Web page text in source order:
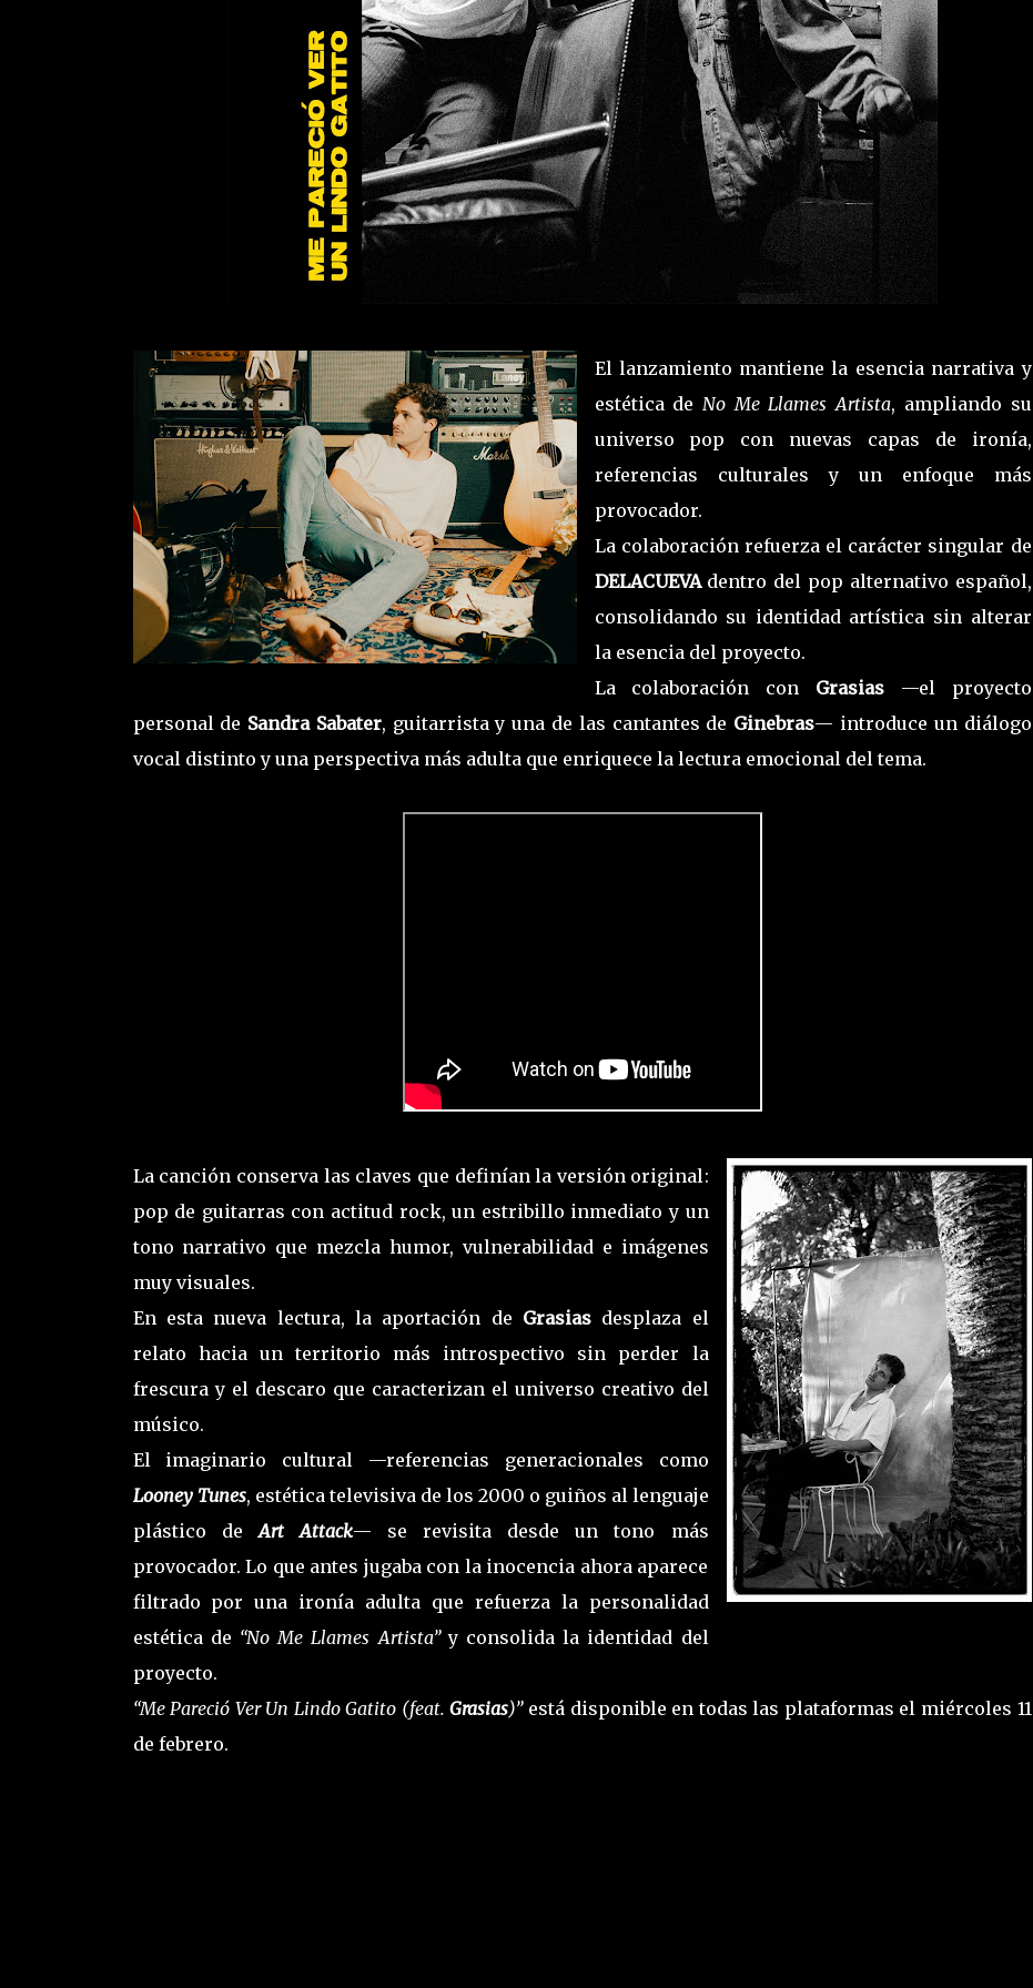
El lanzamiento mantiene la esencia narrativa y
estética de No Me Llames Artista, ampliando su
universo pop con nuevas capas de ironía,
referencias culturales y un enfoque más
provocador.
La colaboración refuerza el carácter singular de
DELACUEVA dentro del pop alternativo español,
consolidando su identidad artística sin alterar
la esencia del proyecto.
La colaboración con Grasias —el proyecto
personal de Sandra Sabater, guitarrista y una de las cantantes de Ginebras— introduce un diálogo
vocal distinto y una perspectiva más adulta que enriquece la lectura emocional del tema.
La canción conserva las claves que definían la versión original:
pop de guitarras con actitud rock, un estribillo inmediato y un
tono narrativo que mezcla humor, vulnerabilidad e imágenes
muy visuales.
En esta nueva lectura, la aportación de Grasiasdesplaza el
relato hacia un territorio más introspectivo sin perder la
frescura y el descaro que caracterizan el universo creativo del
músico.
El imaginario cultural —referencias generacionales como
Looney Tunes, estética televisiva de los 2000 o guiños al lenguaje
plástico deArt Attack— se revisita desde un tono más
provocador. Lo que antes jugaba con la inocencia ahora aparece
filtrado por una ironía adulta que refuerza la personalidad
estética de “No Me Llames Artista”y consolida la identidad del
proyecto.
“Me Pareció Ver Un Lindo Gatito (feat.Grasias)”está disponible en todas las plataformas el miércoles 11
de febrero.